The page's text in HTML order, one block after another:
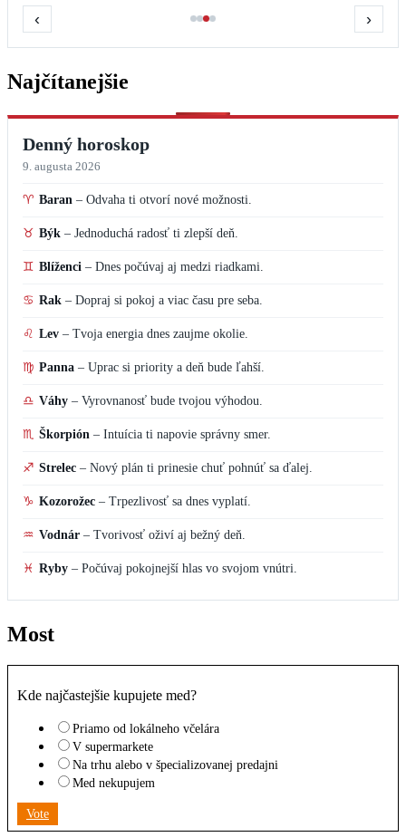
‹ ›
Najčítanejšie
Denný horoskop
9. augusta 2026
♈ Baran – Odvaha ti otvorí nové možnosti.
♉ Býk – Jednoduchá radosť ti zlepší deň.
♊ Blíženci – Dnes počúvaj aj medzi riadkami.
♋ Rak – Dopraj si pokoj a viac času pre seba.
♌ Lev – Tvoja energia dnes zaujme okolie.
♍ Panna – Uprac si priority a deň bude ľahší.
♎ Váhy – Vyrovnanosť bude tvojou výhodou.
♏ Škorpión – Intuícia ti napovie správny smer.
♐ Strelec – Nový plán ti prinesie chuť pohnúť sa ďalej.
♑ Kozorožec – Trpezlivosť sa dnes vyplatí.
♒ Vodnár – Tvorivosť oživí aj bežný deň.
♓ Ryby – Počúvaj pokojnejší hlas vo svojom vnútri.
Most
Kde najčastejšie kupujete med?
Priamo od lokálneho včelára
V supermarkete
Na trhu alebo v špecializovanej predajni
Med nekupujem
Vote